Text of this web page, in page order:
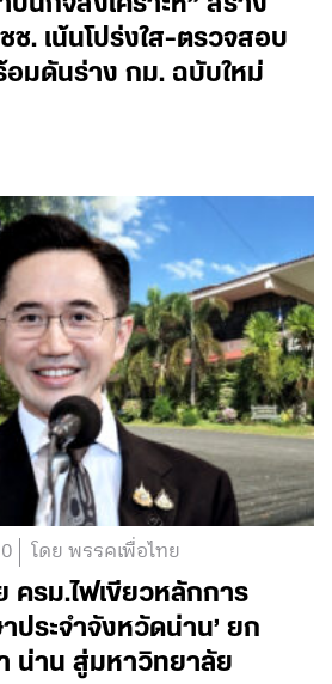
ช. เน้นโปร่งใส-ตรวจสอบ
มดันร่าง กม. ฉบับใหม่
โดย พรรคเพื่อไทย
ครม.ไฟเขียวหลักการ
ประจำจังหวัดน่าน’ ยก
น่าน สู่มหาวิทยาลัย